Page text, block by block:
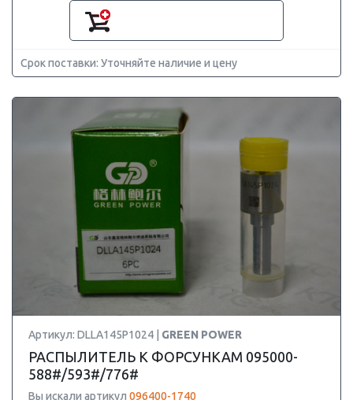
Срок поставки: Уточняйте наличие и цену
Артикул: DLLA145P1024 | GREEN POWER
РАСПЫЛИТЕЛЬ К ФОРСУНКАМ 095000-
588#/593#/776#
Вы искали артикул 096400-1740